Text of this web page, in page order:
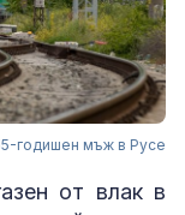
годишен мъж в Русе
от влак в